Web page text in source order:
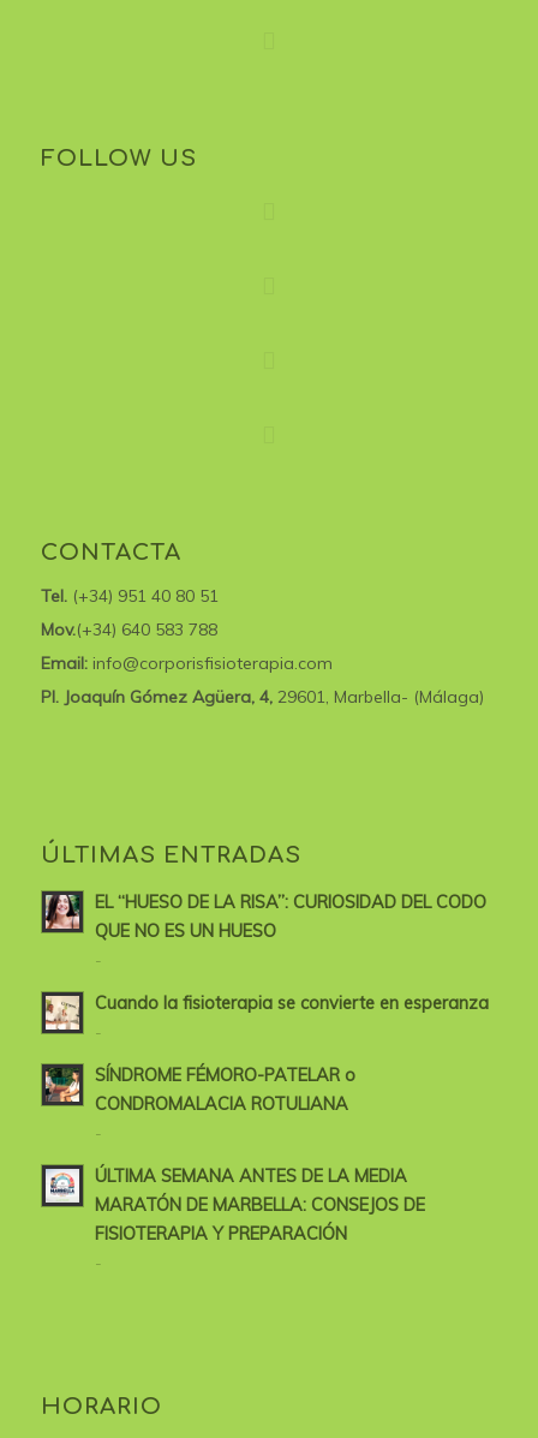
FOLLOW US
CONTACTA
Tel. (+34) 951 40 80 51
Mov.(+34) 640 583 788
Email: info@corporisfisioterapia.com
Pl. Joaquín Gómez Agüera, 4, 29601, Marbella- (Málaga)
ÚLTIMAS ENTRADAS
EL “HUESO DE LA RISA”: CURIOSIDAD DEL CODO
QUE NO ES UN HUESO
-
Cuando la fisioterapia se convierte en esperanza
-
SÍNDROME FÉMORO-PATELAR o
CONDROMALACIA ROTULIANA
-
ÚLTIMA SEMANA ANTES DE LA MEDIA
MARATÓN DE MARBELLA: CONSEJOS DE
FISIOTERAPIA Y PREPARACIÓN
-
HORARIO